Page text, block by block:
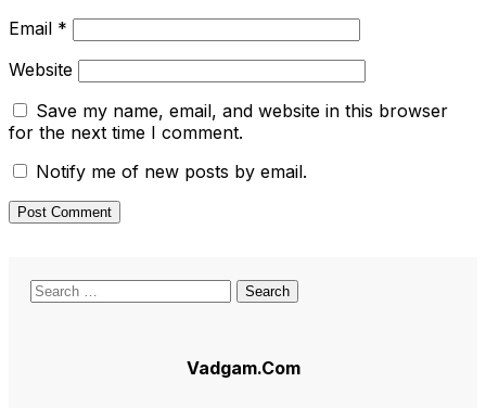
Email *
Website
Save my name, email, and website in this browser
for the next time I comment.
Notify me of new posts by email.
Search
Vadgam.Com